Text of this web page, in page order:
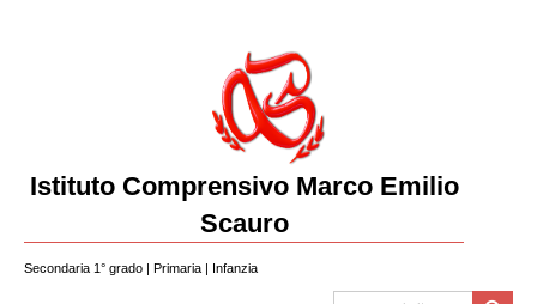
Istituto Comprensivo Marco Emilio
Scauro
Secondaria 1° grado | Primaria | Infanzia